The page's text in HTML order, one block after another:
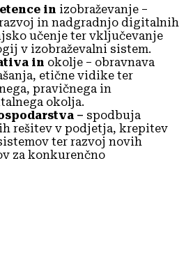
in izobraževanje –
razvoj in nadgradnjo digitalnih
učenje ter vključevanje
v izobraževalni sistem.
in okolje – obravnava
etične vidike ter
pravičnega in
okolja.
– spodbuja
rešitev v podjetja, krepitev
ter razvoj novih
za konkurenčno